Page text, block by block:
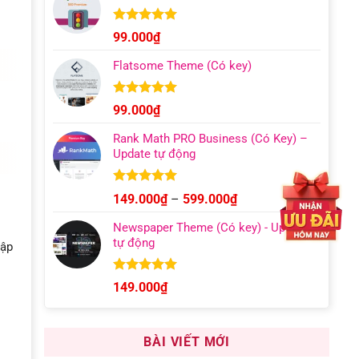
Được xếp
hạng 4.96
5 sao
99.000₫
Flatsome Theme (Có key)
Được xếp
hạng 4.95
5 sao
99.000₫
Rank Math PRO Business (Có Key) –
Update tự động
Được xếp
hạng5.00
5 sao
149.000₫ – 599.000₫Khoảng
từ
Newspaper Theme (Có key) - Update
tự động
Được xếp
hạng 4.92
149.000₫
BÀI VIẾT MỚI